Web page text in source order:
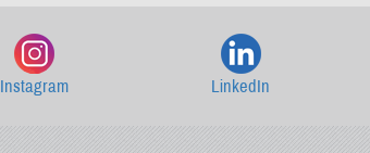
Instagram LinkedIn